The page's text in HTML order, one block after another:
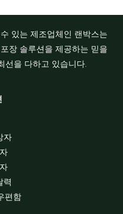
있는 제조업체인 랜박스는
장 솔루션을 제공하는 믿을
선을 다하고 있습니다.
자
력
편함